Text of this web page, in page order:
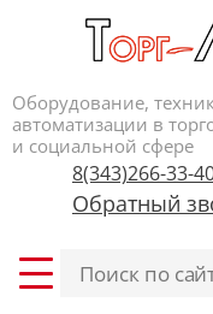
Оборудование,
автоматизации в
и социальной сфере
8(343)266-33-
Обратный